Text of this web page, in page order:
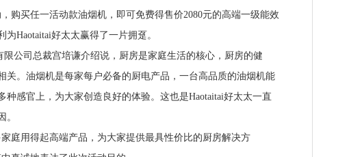
购买任一活动款油烟机，即可免费得售价2080元的高端一级能效
Haotaitai好太太赢得了一片拥趸。
司总裁宫培谦介绍说，厨房是家庭生活的核心，厨房的健
关。油烟机是每家每户必备的厨电产品，一台高品质的油烟机能
种感官上，为大家创造良好的体验。这也是Haotaitai好太太一直
。
用得起高端产品，为大家提供最具性价比的厨房解决方